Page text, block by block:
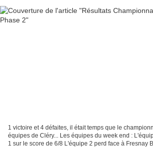
1 victoire et 4 défaites, il était temps que le
équipes de Cléry... Les équipes du week end :
1 sur le score de 6/8 L'équipe 2 perd face à Fresnay